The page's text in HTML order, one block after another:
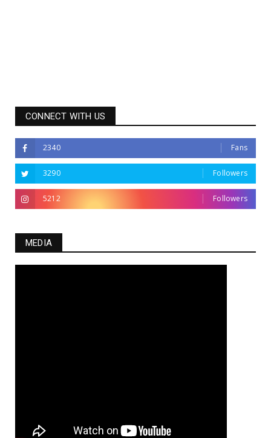
CONNECT WITH US
2340 Fans
3290 Followers
5212 Followers
MEDIA